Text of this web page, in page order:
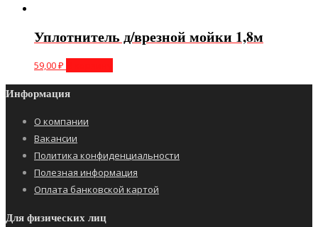
Уплотнитель д/врезной мойки 1,8м
59,00₽
Информация
О компании
Вакансии
Политика конфиденциальности
Полезная информация
Оплата банковской картой
Для физических лиц